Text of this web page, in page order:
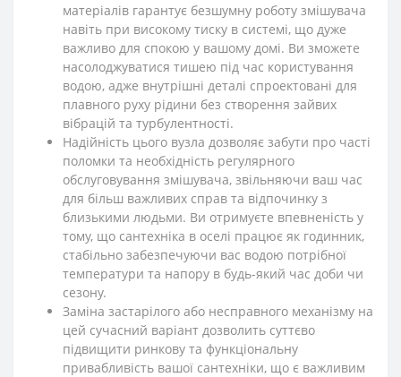
матеріалів гарантує безшумну роботу змішувача
навіть при високому тиску в системі, що дуже
важливо для спокою у вашому домі. Ви зможете
насолоджуватися тишею під час користування
водою, адже внутрішні деталі спроектовані для
плавного руху рідини без створення зайвих
вібрацій та турбулентності.
Надійність цього вузла дозволяє забути про часті
поломки та необхідність регулярного
обслуговування змішувача, звільняючи ваш час
для більш важливих справ та відпочинку з
близькими людьми. Ви отримуєте впевненість у
тому, що сантехніка в оселі працює як годинник,
стабільно забезпечуючи вас водою потрібної
температури та напору в будь-який час доби чи
сезону.
Заміна застарілого або несправного механізму на
цей сучасний варіант дозволить суттєво
підвищити ринкову та функціональну
привабливість вашої сантехніки, що є важливим